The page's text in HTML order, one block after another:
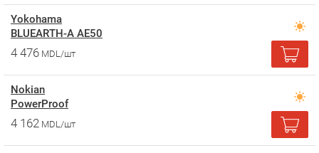
Yokohama
BLUEARTH-A AE50
4 476 MDL/шт
Nokian
PowerProof
4 162 MDL/шт